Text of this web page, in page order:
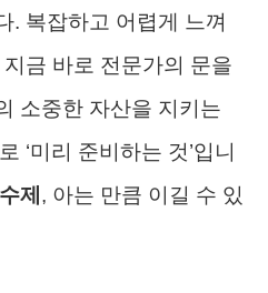
. 복잡하고 어렵게 느껴
금 바로 전문가의 문을
소중한 자산을 지키는
‘미리 준비하는 것’입니
제 , 아는 만큼 이길 수 있